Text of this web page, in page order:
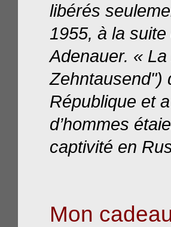
libérés
1955, à la
Adenauer. «
Zehntausend")
République et
d’hommes
captivité en
Mon